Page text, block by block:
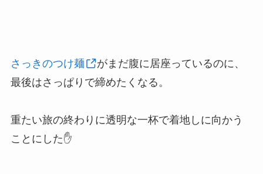
さっきのつけ麺
がまだ腹に居座っているのに、
最後はさっぱりで締めたくなる。
重たい旅の終わりに透明な一杯で着地しに向かう
ことにした✋